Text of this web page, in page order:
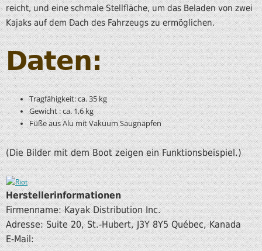
reicht, und eine schmale Stellfläche, um das Beladen von zwei
Kajaks auf dem Dach des Fahrzeugs zu ermöglichen.
Daten:
Tragfähigkeit: ca. 35 kg
Gewicht : ca. 1,6 kg
Füße aus Alu mit Vakuum Saugnäpfen
(Die Bilder mit dem Boot zeigen ein Funktionsbeispiel.)
Herstellerinformationen
Firmenname: Kayak Distribution Inc.
Adresse: Suite 20, St.-Hubert, J3Y 8Y5 Québec, Kanada
E-Mail: